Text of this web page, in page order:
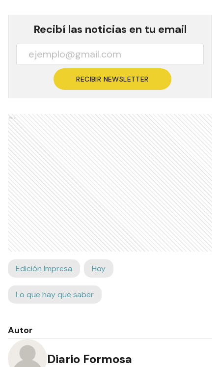
Recibí las noticias en tu email
RECIBIR NEWSLETTER
Ads
Edición Impresa Hoy
Lo que hay que saber
Autor
Diario Formosa